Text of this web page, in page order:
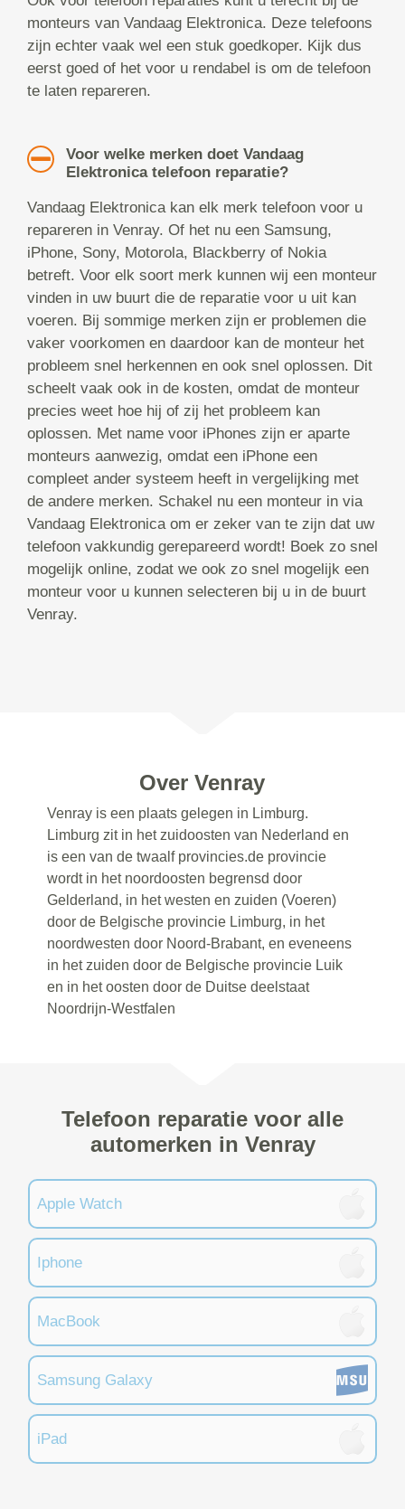
monteurs van Vandaag Elektronica. Deze telefoons
zijn echter vaak wel een stuk goedkoper. Kijk dus
eerst goed of het voor u rendabel is om de telefoon
te laten repareren.
Voor welke merken doet Vandaag
Elektronica telefoon reparatie?
Vandaag Elektronica kan elk merk telefoon voor u
repareren in Venray. Of het nu een Samsung,
iPhone, Sony, Motorola, Blackberry of Nokia
betreft. Voor elk soort merk kunnen wij een monteur
vinden in uw buurt die de reparatie voor u uit kan
voeren. Bij sommige merken zijn er problemen die
vaker voorkomen en daardoor kan de monteur het
probleem snel herkennen en ook snel oplossen. Dit
scheelt vaak ook in de kosten, omdat de monteur
precies weet hoe hij of zij het probleem kan
oplossen. Met name voor iPhones zijn er aparte
monteurs aanwezig, omdat een iPhone een
compleet ander systeem heeft in vergelijking met
de andere merken. Schakel nu een monteur in via
Vandaag Elektronica om er zeker van te zijn dat uw
telefoon vakkundig gerepareerd wordt! Boek zo snel
mogelijk online, zodat we ook zo snel mogelijk een
monteur voor u kunnen selecteren bij u in de buurt
Venray.
Over Venray
Venray is een plaats gelegen in Limburg.
Limburg zit in het zuidoosten van Nederland en
is een van de twaalf provincies.de provincie
wordt in het noordoosten begrensd door
Gelderland, in het westen en zuiden (Voeren)
door de Belgische provincie Limburg, in het
noordwesten door Noord-Brabant, en eveneens
in het zuiden door de Belgische provincie Luik
en in het oosten door de Duitse deelstaat
Noordrijn-Westfalen
Telefoon reparatie voor alle
automerken in Venray
Apple Watch
Iphone
MacBook
Samsung Galaxy
iPad